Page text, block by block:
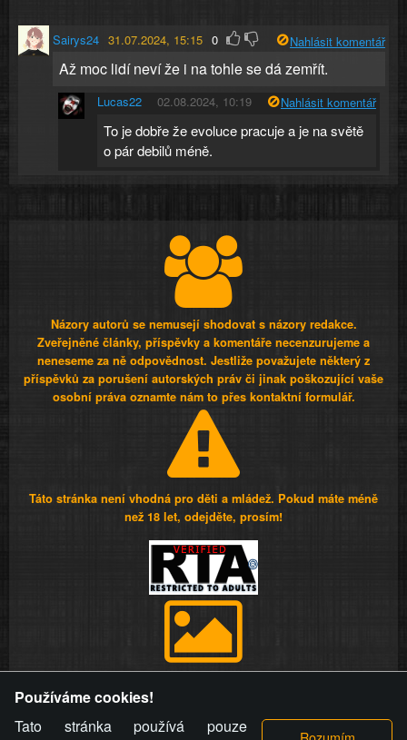
Sairys24 31.07.2024, 15:15 0 Nahlásit komentář
Až moc lidí neví že i na tohle se dá zemřít.
Lucas22 02.08.2024, 10:19 Nahlásit komentář
To je dobře že evoluce pracuje a je na světě
o pár debilů méně.
Názory autorů se nemusejí shodovat s názory redakce.
Zveřejněné články, příspěvky a komentáře necenzurujeme a
neneseme za ně odpovědnost. Jestliže považujete některý z
příspěvků za porušení autorských práv či jinak poškozující vaše
osobní práva oznamte nám to přes kontaktní formulář.
Táto stránka není vhodná pro děti a mládež. Pokud máte méně
než 18 let, odejděte, prosím!
videa a komentáře. Osoba, které se toto opatření provozovatele
stránky týče, ani osoba, která umístila fotografii nebo video na
Používáme cookies!
Tato stránka používá pouze